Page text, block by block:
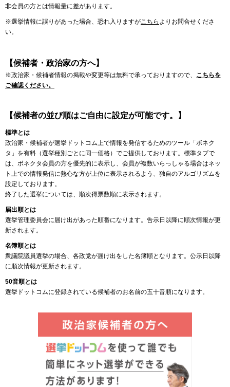
非会員の方とは情報量に差があります。
※選挙情報に誤りがあった場合、恐れ入りますがこちら よりお問合せくださ
い。
【候補者・政治家の方へ】
※政治家・候補者情報の掲載や変更等は無料で承っておりますので、 こちらを
ご確認ください。
【候補者の並び順はご自由に設定が可能です。】
標準とは
政治家・候補者が選挙ドットコム上で情報を発信するためのツール「ボネク
タ」を有料（選挙種別ごとに同一価格）でご提供しております。標準タブで
は、ボネクタ会員の方を優先的に表示し、会員が複数いらっしゃる場合はネッ
ト上での情報発信に熱心な方が上位に表示されるよう、独自のアルゴリズムを
設定しております。
終了した選挙については、順次得票数順に表示されます。
届出順とは
選挙管理委員会に届け出があった順番になります。告示日以降に順次情報が更
新されます。
名簿順とは
衆議院議員選挙の場合、各政党が届け出をした名簿順となります。公示日以降
に順次情報が更新されます。
50音順とは
選挙ドットコムに登録されている候補者のお名前の五十音順になります。